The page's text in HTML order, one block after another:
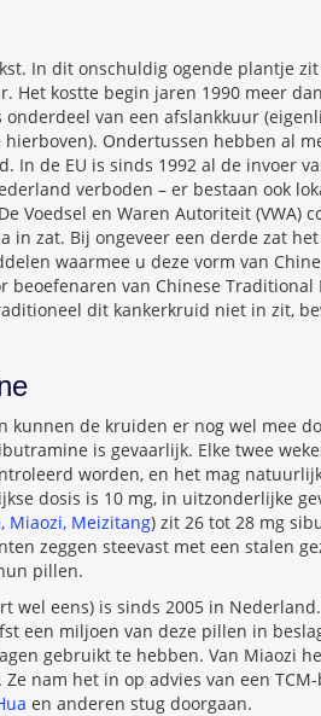
In dit onschuldig ogende plantje
Het kostte begin jaren 1990 meer dan
van een afslankkuur
Ondertussen hebben al
In de EU is sinds 1992 al de invoer
verboden – er bestaan ook
Voedsel en Waren Autoriteit (VWA)
zat. Bij ongeveer een derde zat
waarmee u deze vorm van
van Chinese Traditional
dit kankerkruid niet in zit,
kunnen de kruiden er nog wel mee
is gevaarlijk. Elke twee
worden, en het mag
dosis is 10 mg, in uitzonderlijke
Miaozi, Meizitang) zit 26 tot 28 mg
zeggen steevast met een stalen
pillen.
wel eens) is sinds 2005 in
een miljoen van deze pillen in
gebruikt te hebben. Van Miaozi
Ze nam het in op advies van een
en anderen stug doorgaan.